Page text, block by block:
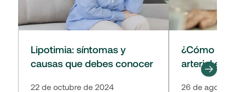
Lipotimia: síntomas y
causas que debes conocer
22 de octubre de 2024
¿Cómo
arterial
26 de